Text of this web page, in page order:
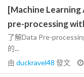
[Machine Learning
pre-processing
了解Data Pre-
的...
由 duckravel48 發文